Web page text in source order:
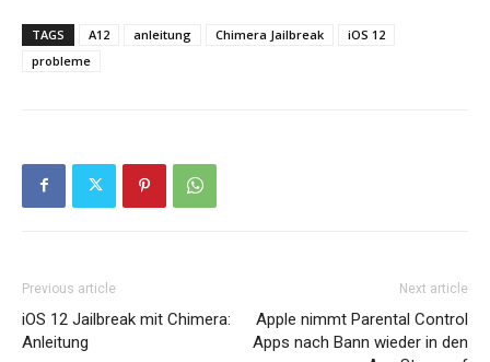
TAGS A12 anleitung Chimera Jailbreak
iOS 12
probleme
Previous article
iOS 12 Jailbreak mit Chimera:
Anleitung
Next article
Apple nimmt Parental Control
Apps nach Bann wieder in den